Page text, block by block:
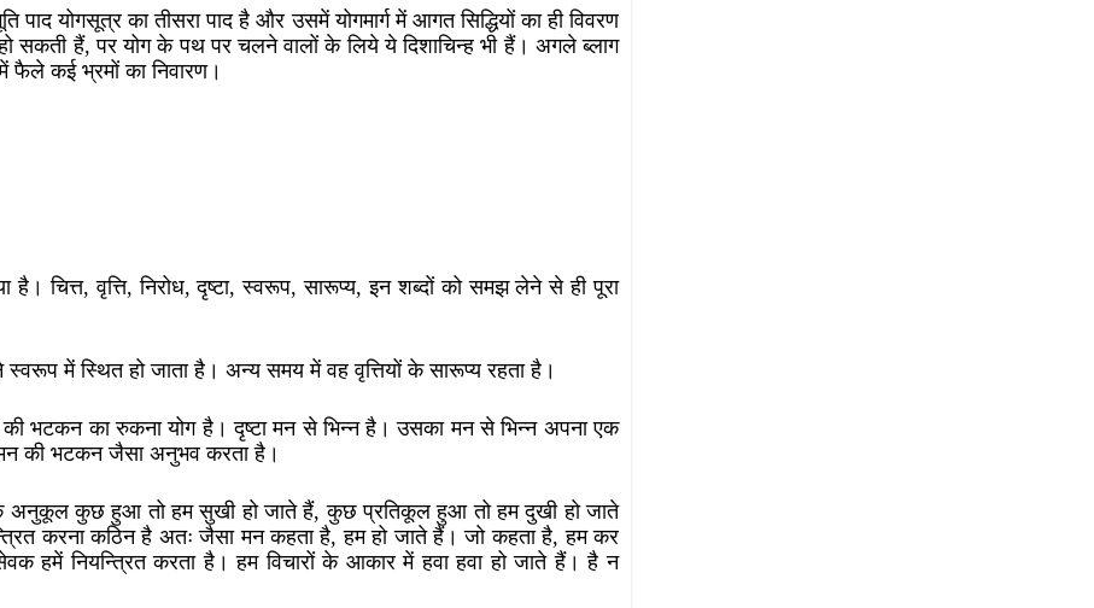
योगसूत्र का तीसरा पाद है और उसमें योगमार्ग में आगत सिद्धियों का ही विवरण
हैं, पर योग के पथ पर चलने वालों के लिये ये दिशाचिन्ह भी हैं। अगले ब्लाग
फैले कई भ्रमों का निवारण।
चित्त, वृत्ति, निरोध, दृष्टा, स्वरूप, सारूप्य, इन शब्दों को समझ लेने से ही पूरा
स्वरूप में स्थित हो जाता है। अन्य समय में वह वृत्तियों के सारूप्य रहता है।
भटकन का रुकना योग है। दृष्टा मन से भिन्न है। उसका मन से भिन्न अपना एक
की भटकन जैसा अनुभव करता है।
कुछ हुआ तो हम सुखी हो जाते हैं, कुछ प्रतिकूल हुआ तो हम दुखी हो जाते
करना कठिन है अतः जैसा मन कहता है, हम हो जाते हैं। जो कहता है, हम कर
हमें नियन्त्रित करता है। हम विचारों के आकार में हवा हवा हो जाते हैं। है न